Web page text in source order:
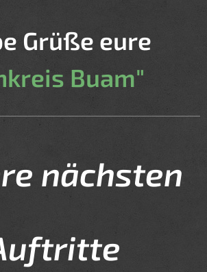
Grüße eure
Buam"
nächsten